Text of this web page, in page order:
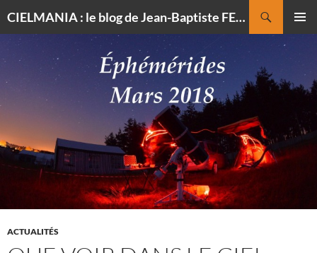
CIELMANIA : le blog de Jean-Baptiste FELDMANN, photographe du ciel
AU
CONTENU
ACTUALITÉS